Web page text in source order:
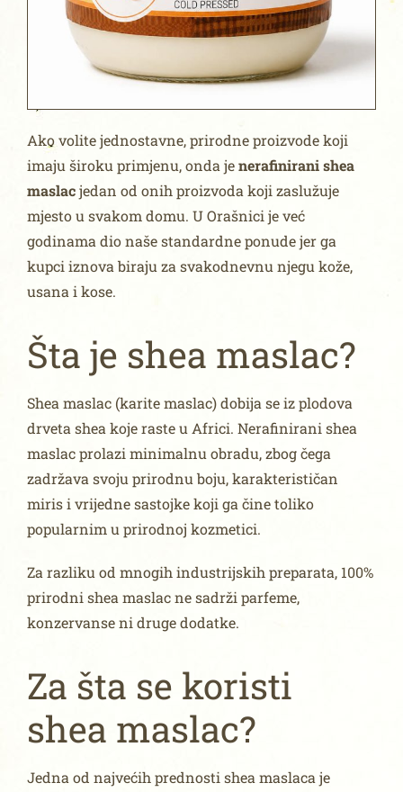
Ako volite jednostavne, prirodne proizvode koji
imaju široku primjenu, onda jenerafinirani shea
maslacjedan od onih proizvoda koji zaslužuje
mjesto u svakom domu. U Orašnici je već
godinama dio naše standardne ponude jer ga
kupci iznova biraju za svakodnevnu njegu kože,
usana i kose.
Šta je shea maslac?
Shea maslac (karite maslac) dobija se iz plodova
drveta shea koje raste u Africi. Nerafinirani shea
maslac prolazi minimalnu obradu, zbog čega
zadržava svoju prirodnu boju, karakterističan
miris i vrijedne sastojke koji ga čine toliko
popularnim u prirodnoj kozmetici.
Za razliku od mnogih industrijskih preparata, 100%
prirodni shea maslac ne sadrži parfeme,
konzervanse ni druge dodatke.
Za šta se koristi
shea maslac?
Jedna od najvećih prednosti shea maslaca je